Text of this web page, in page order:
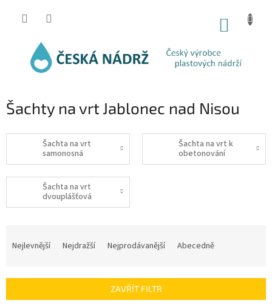
Šachty na vrt Jablonec nad Nisou
Šachta na vrt
samonosná
Šachta na vrt k
obetonování
Šachta na vrt
dvouplášťová
í
Nejlevnější Nejdražší Nejprodávanější Abecedně
ZAVŘÍT FILTR